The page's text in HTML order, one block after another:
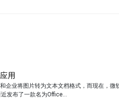
用
企业将图片转为文本文档格式，而现在，微
发布了一款名为Office...